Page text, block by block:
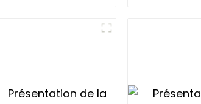
de combustion de la